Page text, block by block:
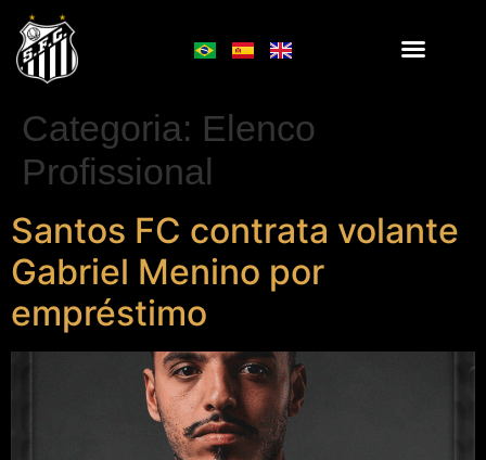
Categoria: Elenco
Profissional
Santos FC contrata volante
Gabriel Menino por
empréstimo